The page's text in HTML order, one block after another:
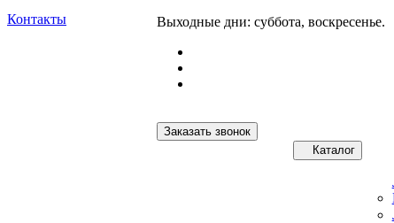
Контакты
Выходные дни: суббота, воскресенье.
Заказать звонок
Каталог